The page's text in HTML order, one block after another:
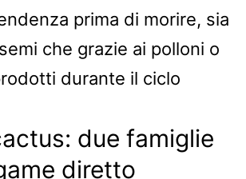
prima di morire, sia
che grazie ai polloni o
durante il ciclo
due famiglie
diretto